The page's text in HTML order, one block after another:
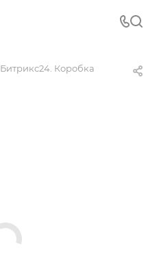
Битрикс24. Коробка